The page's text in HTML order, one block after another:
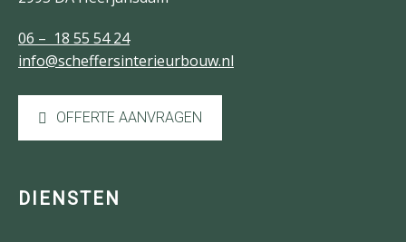
06 – 18 55 54 24
info@scheffersinterieurbouw.nl
OFFERTE AANVRAGEN
DIENSTEN